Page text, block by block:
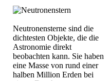
Neutronensterne sind die
dichtesten Objekte, die die
Astronomie direkt
beobachten kann. Sie haben
eine Masse von rund einer
halben Million Erden bei